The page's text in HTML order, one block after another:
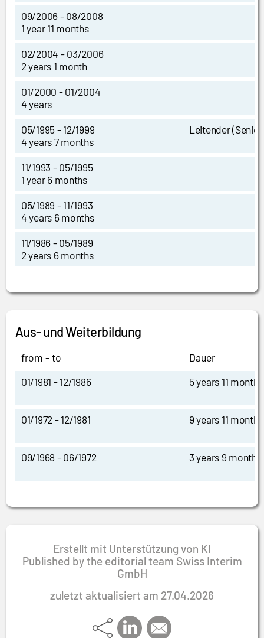
09/2006 - 08/2008
1 year 11 months
02/2004 - 03/2006
2 years 1 month
01/2000 - 01/2004
4 years
05/1995 - 12/1999
4 years 7 months
Leitender
11/1993 - 05/1995
1 year 6 months
05/1989 - 11/1993
4 years 6 months
11/1986 - 05/1989
2 years 6 months
Aus- und Weiterbildung
from - to
Dauer
01/1981 - 12/1986
5 years 11 months
01/1972 - 12/1981 9 years 11 months
09/1968 - 06/1972 3 years 9 months
Erstellt mit Unterstützung von KI
Published by the editorial team Swiss Interim
GmbH
zuletzt aktualisiert am 27.04.2026